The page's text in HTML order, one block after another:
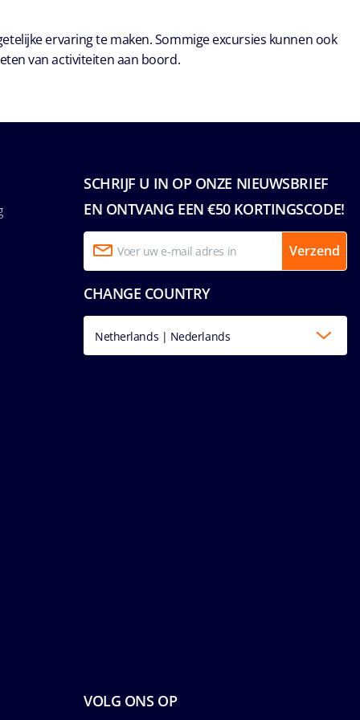
ervaring te maken. Sommige excursies kunnen ook
van activiteiten aan boord.
SCHRIJF U IN OP ONZE NIEUWSBRIEF
EN ONTVANG EEN €50 KORTINGSCODE!
Verzend
CHANGE COUNTRY
Netherlands | Nederlands
VOLG ONS OP